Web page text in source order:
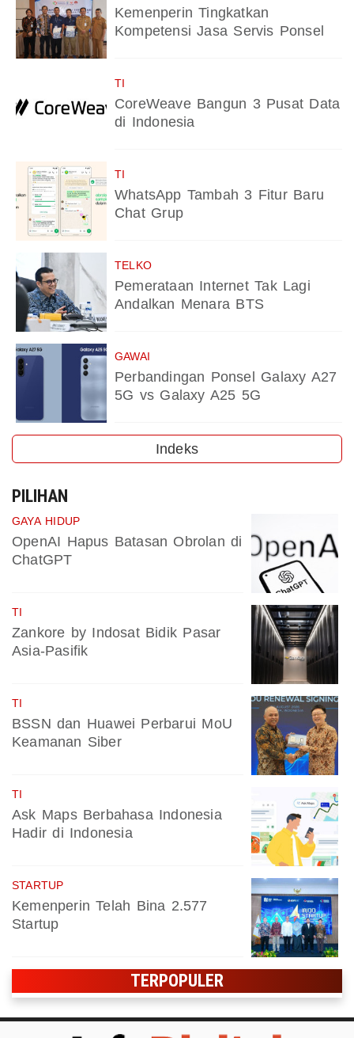
Kemenperin Tingkatkan
Kompetensi Jasa Servis Ponsel
TI
CoreWeave Bangun 3 Pusat Data
di Indonesia
TI
WhatsApp Tambah 3 Fitur Baru
Chat Grup
TELKO
Pemerataan Internet Tak Lagi
Andalkan Menara BTS
GAWAI
Perbandingan Ponsel Galaxy A27
5G vs Galaxy A25 5G
Indeks
PILIHAN
GAYA HIDUP
OpenAI Hapus Batasan Obrolan di
ChatGPT
TI
Zankore by Indosat Bidik Pasar
Asia-Pasifik
TI
BSSN dan Huawei Perbarui MoU
Keamanan Siber
TI
Ask Maps Berbahasa Indonesia
Hadir di Indonesia
STARTUP
Kemenperin Telah Bina 2.577
Startup
TERPOPULER